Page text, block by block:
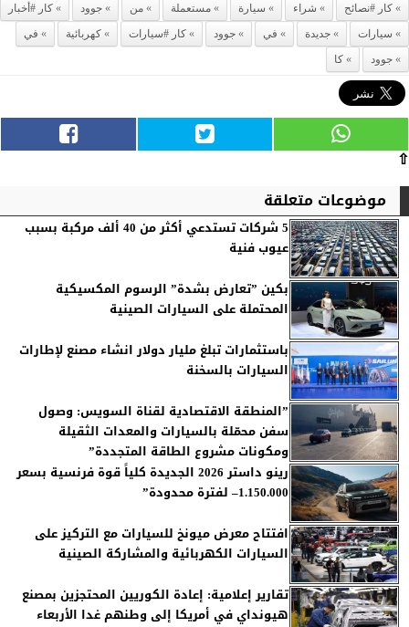
كار #نصائح
شراء سيارة مستعملة من جوود
كار #أخبار
سيارات
جديدة في جوود كار #سيارات كهربائية
في
جوود
كا
⇧
موضوعات متعلقة
5 شركات تستدعي أكثر من 40 ألف مركبة بسبب
عيوب فنية
بكين ”تعارض بشدة” الرسوم المكسيكية
المحتملة على السيارات الصينية
باستثمارات تبلغ مليار دولار انشاء مصنع لإطارات
السيارات بالسخنة
”المنطقة الاقتصادية لقناة السويس: وصول
سفن محمّلة بالسيارات والمعدات الثقيلة
ومكونات مشروع الطاقة المتجددة”
رينو داستر 2026 الجديدة كلياً قوة فرنسية بسعر
1.150.000– لفترة محدودة”
افتتاح معرض ميونخ للسيارات مع التركيز على
السيارات الكهربائية والمشاركة الصينية
تقارير إعلامية: إعادة الكوريين المحتجزين بمصنع
هيونداي في أمريكا إلى وطنهم غدا الأربعاء